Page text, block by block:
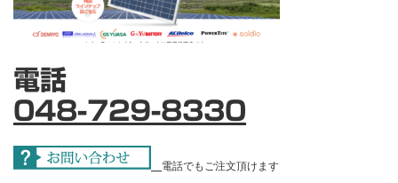
電話
048-729-8330
電話でもご注文頂けます